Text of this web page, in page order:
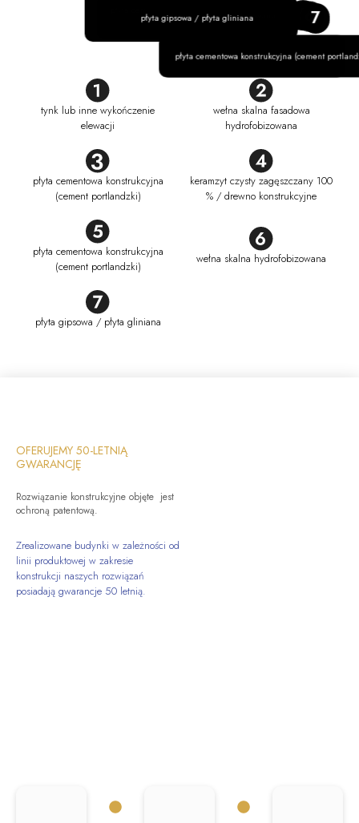
1 2
wełna skalna fasadowa hydrofobizowana
płyta cementowa konstrukcyjna (cement
portlandzki)
6
wełna skalna hydrofobizowana 7
płyta gipsowa / płyta gliniana
tynk lub inne wykończenie
elewacji
wełna skalna fasadowa
hydrofobizowana
płyta cementowa konstrukcyjna
(cement portlandzki)
keramzyt czysty zagęszczany 100
% / drewno konstrukcyjne
płyta cementowa konstrukcyjna
(cement portlandzki)
wełna skalna hydrofobizowana
płyta gipsowa / płyta gliniana
OFERUJEMY 50-LETNIĄ
GWARANCJĘ
Rozwiązanie konstrukcyjne objęte jest
ochroną patentową.
Zrealizowane budynki w zależności od
linii produktowej w zakresie
konstrukcji naszych rozwiązań
posiadają gwarancje 50 letnią.